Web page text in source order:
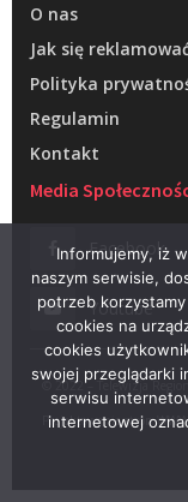
O nas
Jak się
Polityka
Regulamin
Kontakt
Media
Facebook
Youtube
© 2022 – Telewizja
Projektowanie stron
Informujemy, iż
naszym serwisie,
potrzeb
cookies na
cookies
swojej przeglądarki
serwisu
internetowej